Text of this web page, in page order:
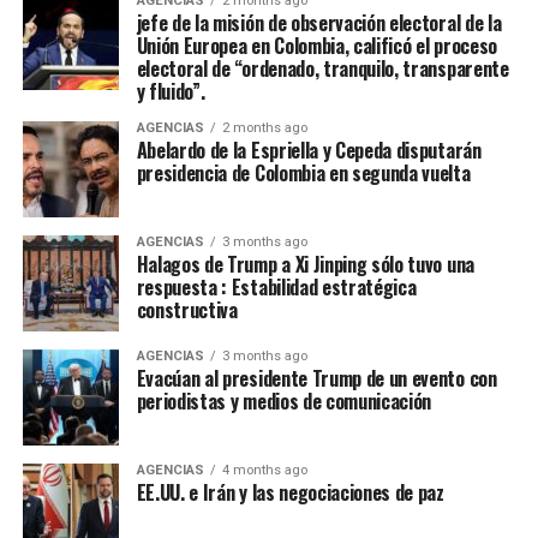
acuerdos sobre la base del respeto mutuo y del interés
general, encontrarán en nosotros una disposición
sincera de concertación”, afirmó Cepeda, que le reiteró a
las urnas. Somos una parte fundamental de la nación.
Somos una fuerza política, social y cultural presente en
cada rincón del país. Somos la fuerza serena del cambio
social y nadie podrá detenernos”.
De la Espriella toma nota del mensaje de Cepeda:
“Acabó la campaña”
El presidente electo de Colombia, Abelardo de la
Espriella, calificó de “positivo” el mensaje de
reconocimiento a su victoria en las urnas hecho por el
senador Iván Cepeda, aseguró que “tomó nota” de su
mensaje, sostuvo que la campaña terminó y que era hora
de “unir esfuerzos”.
jefe de la misión de observación electoral de la
Unión Europea en Colombia, calificó el proceso
electoral de “ordenado, tranquilo, transparente
y fluido”.
AGENCIAS 2 months ago
Abelardo de la Espriella y Cepeda disputarán
presidencia de Colombia en segunda vuelta
AGENCIAS 3 months ago
Halagos de Trump a Xi Jinping sólo tuvo una
respuesta : Estabilidad estratégica
constructiva
AGENCIAS 3 months ago
Evacúan al presidente Trump de un evento con
periodistas y medios de comunicación
AGENCIAS 4 months ago
EE.UU. e Irán y las negociaciones de paz